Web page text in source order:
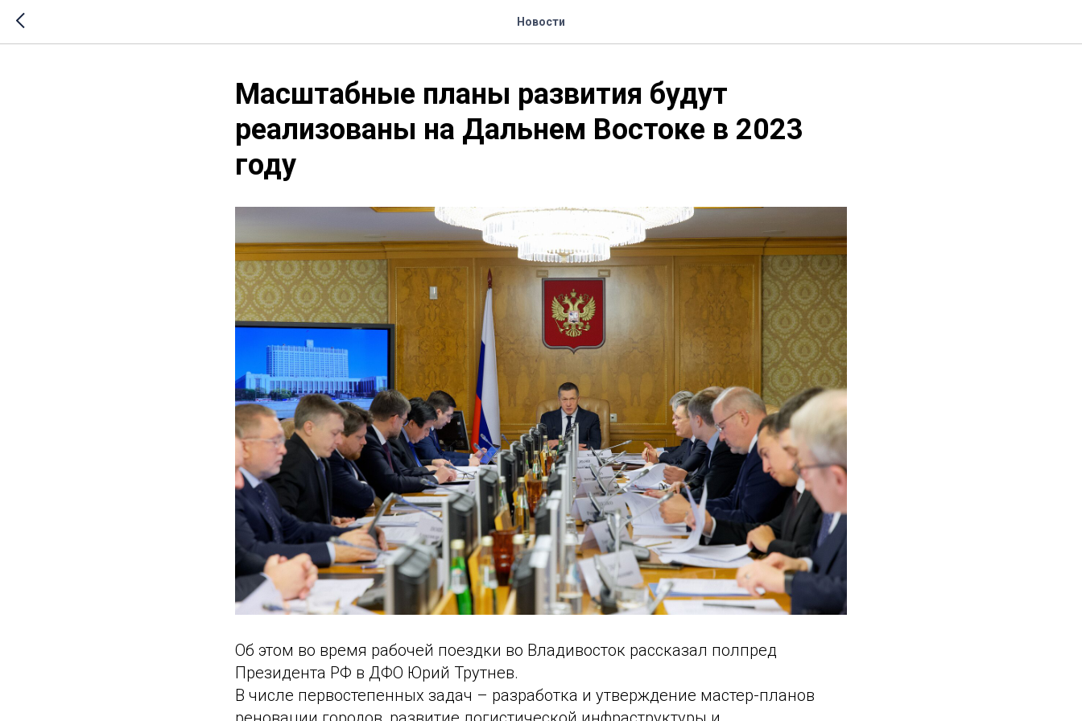
Новости
Масштабные планы развития будут
реализованы на Дальнем Востоке в 2023
году
Об этом во время рабочей поездки во Владивосток рассказал полпред
Президента РФ в ДФО Юрий Трутнев.
В числе первостепенных задач – разработка и утверждение мастер-планов